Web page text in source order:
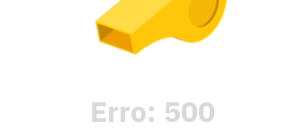
Erro: 500